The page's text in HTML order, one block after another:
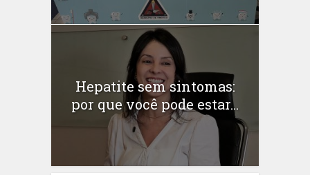
Hepatite sem sintomas:
por que você pode estar...